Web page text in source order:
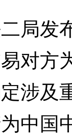
发
对方
涉及
中国